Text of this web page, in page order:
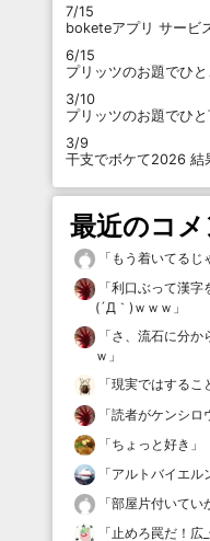
7/15
boketeアプリ サービ
6/15
プリッツのお題でひ
3/10
プリッツのお題でひ
3/9
干支でボケて2026 結
最近のコメ
「 もう着いてるじ
「利口ぶって漢字
(´Д｀)ｗｗｗ 」
「さ、流石に分か
ｗ 」
「現実ではするこ
「読者がケンシ
「ちょっと好き 」
「アルトバイエル
「部屋片付いてい
「止めろ罠だ！広